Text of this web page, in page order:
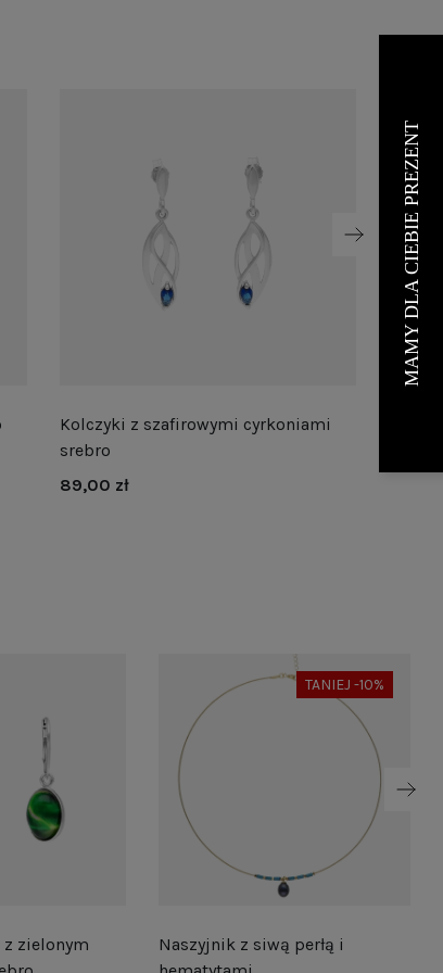
Kolczyki z szafirowymi cyrkoniami
srebro
89,00 zł
zielonym
TANIEJ -10%
Naszyjnik z siwą perłą i